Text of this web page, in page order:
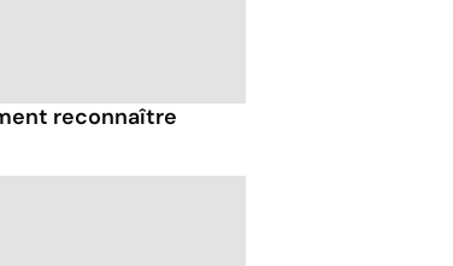
reconnaître